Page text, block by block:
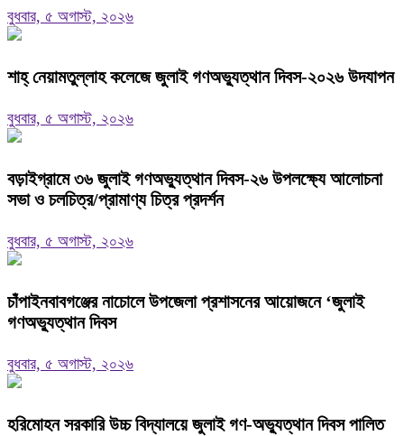
বুধবার, ৫ অগাস্ট, ২০২৬
শাহ্ নেয়ামতুল্লাহ কলেজে জুলাই গণঅভ্যুত্থান দিবস-২০২৬ উদযাপন
বুধবার, ৫ অগাস্ট, ২০২৬
বড়াইগ্রামে ৩৬ জুলাই গণঅভ্যুত্থান দিবস-২৬ উপলক্ষ্যে আলোচনা
সভা ও চলচিত্র/প্রামাণ্য চিত্র প্রদর্শন
বুধবার, ৫ অগাস্ট, ২০২৬
চাঁপাইনবাবগঞ্জের নাচোলে উপজেলা প্রশাসনের আয়োজনে ‘জুলাই
গণঅভ্যুত্থান দিবস
বুধবার, ৫ অগাস্ট, ২০২৬
হরিমোহন সরকারি উচ্চ বিদ্যালয়ে জুলাই গণ-অভ্যুত্থান দিবস পালিত